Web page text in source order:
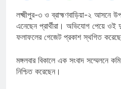
লক্ষ্মীপুর-৩ ও ব্রাহ্মণবাড়িয়া-২ আসনে
এনেছেন প্রার্থীরা। অভিযোগ পেয়ে ওই
ফলাফলের গেজেট প্রকাশ স্থগিত করেছে
মঙ্গলবার বিকালে এক সংবাদ সম্মেলনে
নিশ্চিত করেছেন।